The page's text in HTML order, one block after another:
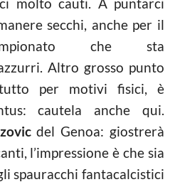
secchi, anche per il
che sta
Altro grosso punto
per motivi fisici, è
cautela anche qui.
del Genoa: giostrerà
l’impressione è che sia
spauracchi fantacalcistici